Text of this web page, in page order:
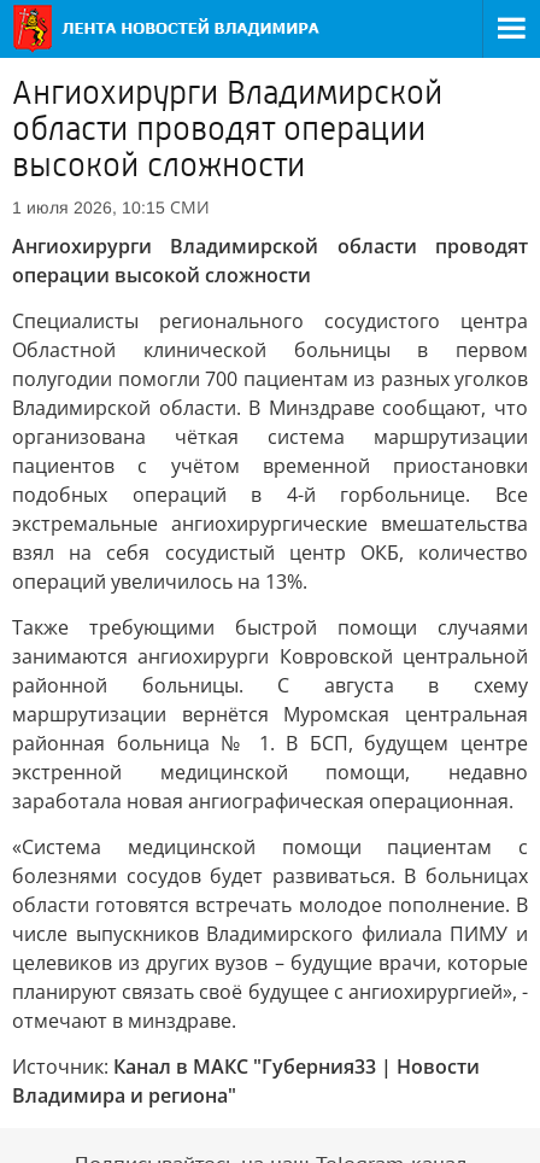
Ангиохирурги Владимирской
области проводят операции
высокой сложности
1 июля 2026, 10:15 СМИ
Ангиохирурги Владимирской области проводят
операции высокой сложности
Специалисты регионального сосудистого центра
Областной клинической больницы в первом
полугодии помогли 700 пациентам из разных уголков
Владимирской области. В Минздраве сообщают, что
организована чёткая система маршрутизации
пациентов с учётом временной приостановки
подобных операций в 4-й горбольнице. Все
экстремальные ангиохирургические вмешательства
взял на себя сосудистый центр ОКБ, количество
операций увеличилось на 13%.
Также требующими быстрой помощи случаями
занимаются ангиохирурги Ковровской центральной
районной больницы. С августа в схему
маршрутизации вернётся Муромская центральная
районная больница № 1. В БСП, будущем центре
экстренной медицинской помощи, недавно
заработала новая ангиографическая операционная.
«Система медицинской помощи пациентам с
болезнями сосудов будет развиваться. В больницах
области готовятся встречать молодое пополнение. В
числе выпускников Владимирского филиала ПИМУ и
целевиков из других вузов – будущие врачи, которые
планируют связать своё будущее с ангиохирургией», -
отмечают в минздраве.
Источник: Канал в МАКС "Губерния33 | Новости
Владимира и региона"